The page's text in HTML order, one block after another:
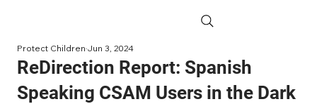
ReDirection Report: Spanish
Speaking CSAM Users in the Dark
Protect ChildrenJun 3, 2024